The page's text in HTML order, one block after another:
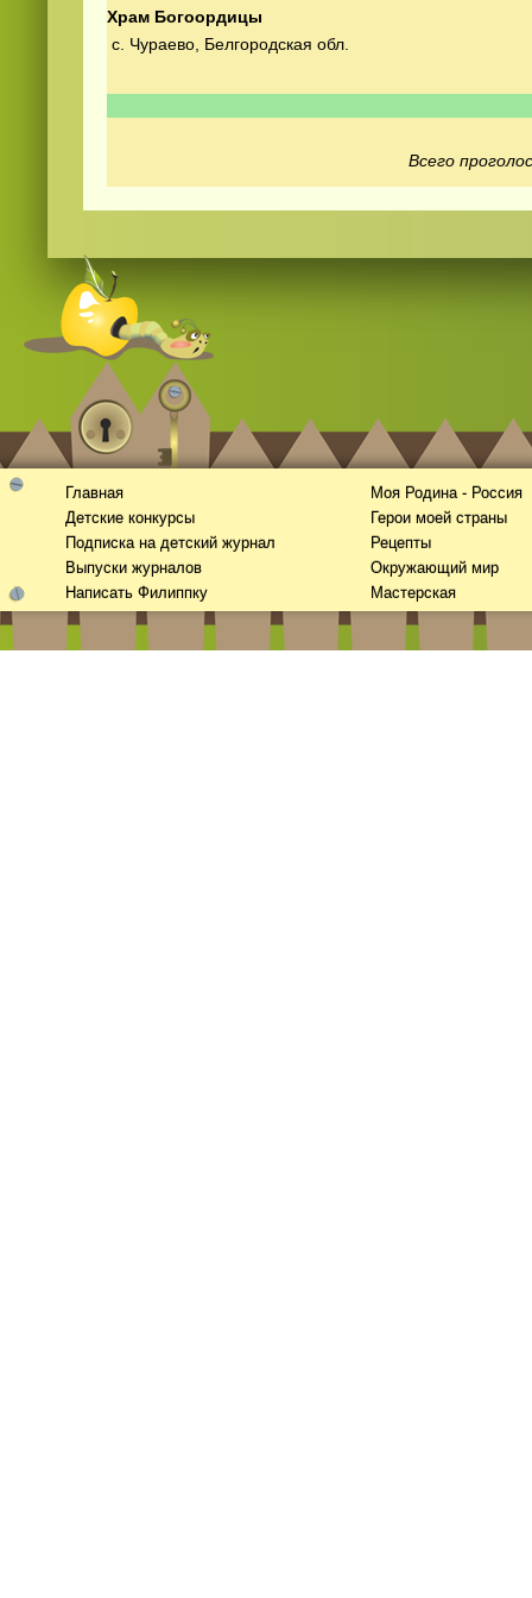
Храм Богоордицы
с. Чураево, Белгородская обл.
Всего
Главная
Детские конкурсы
Подписка на детский журнал
Выпуски журналов
Написать Филиппку
Моя Родина - Россия
Герои моей страны
Рецепты
Окружающий мир
Мастерская
видеоонлайн